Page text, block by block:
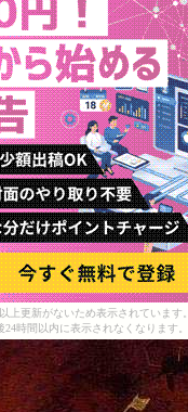
上更新がないため表示されています。
時間以内に表示されなくなります。